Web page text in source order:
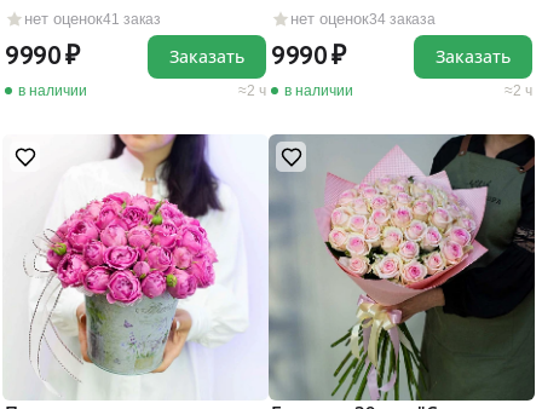
нет оценок41 заказ
9990
в наличии 2 ч
Заказать
нет оценок34 заказа
9990
в наличии 2 ч
Заказать